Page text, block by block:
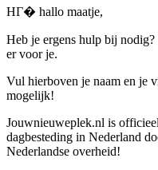
HГ� hallo maatje,
Heb je ergens hulp bij
er voor je.
Vul hierboven je naam en je
mogelijk!
Jouwnieuweplek.nl is
dagbesteding in Nederland
Nederlandse overheid!